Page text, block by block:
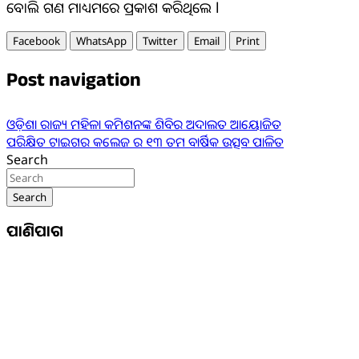
ବୋଲି ଗଣ ମାଧ୍ୟମରେ ପ୍ରକାଶ କରିଥିଲେ l
Facebook WhatsApp Twitter Email Print
Post navigation
ଓଡ଼ିଶା ରାଜ୍ୟ ମହିଳା କମିଶନଙ୍କ ଶିବିର ଅଦାଲତ ଆୟୋଜିତ
ପରିକ୍ଷିତ ଟାଇଗର କଲେଜ ର ୧୩ ତମ ବାର୍ଷିକ ଉତ୍ସବ ପାଳିତ
Search
Search
ପାଣିପାଗ